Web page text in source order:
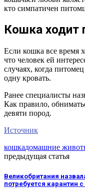
кто симпатичен
Кошка ходит
Если кошка все время
что человек ей
случаях, когда
одну кровать.
Ранее специалисты
Как правило,
девяти пород.
Источник
кошкадомашние
предыдущая статья
Великобритания
потребуется карантин